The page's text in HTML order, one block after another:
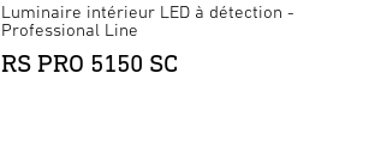
Luminaire intérieur LED à détection -
Professional Line
RS PRO 5150 SC